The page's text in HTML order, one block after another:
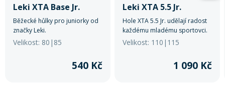
Leki XTA Base Jr.
Běžecké hůlky pro juniorky od
značky Leki.
Velikost: 80|85
540 Kč
Leki XTA 5.5 Jr.
Hole XTA 5.5 Jr. udělají radost
každému mladému sportovci.
Velikost: 110|115
1 090 Kč